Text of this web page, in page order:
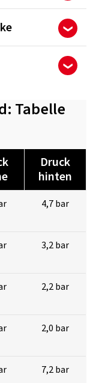
Tabelle
Druck
hinten
4,7 bar
3,2 bar
2,2 bar
2,0 bar
7,2 bar